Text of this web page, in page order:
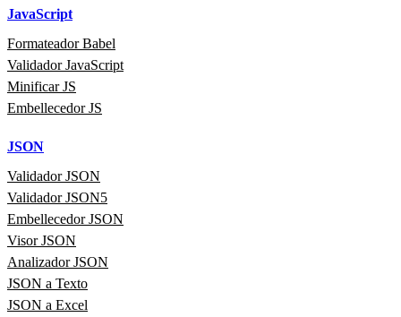
JavaScript
Formateador Babel
Validador JavaScript
Minificar JS
Embellecedor JS
JSON
Validador JSON
Validador JSON5
Embellecedor JSON
Visor JSON
Analizador JSON
JSON a Texto
JSON a Excel